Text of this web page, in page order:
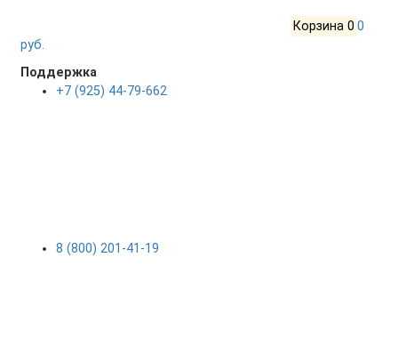
Корзина 0 0
руб.
Поддержка
+7 (925) 44-79-662
8 (800) 201-41-19